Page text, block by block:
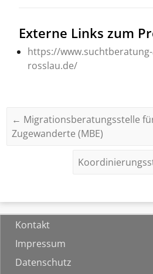
Externe Links zum
https://
rosslau.de/
← Migrationsberatungsstelle
Zugewanderte (MBE)
Kontakt
Impressum
Datenschutz